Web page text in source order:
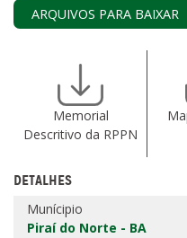
ARQUIVOS PARA BAIXAR
Memorial
Descritivo da RPPN
DETALHES
Munícipio
Piraí do Norte - BA